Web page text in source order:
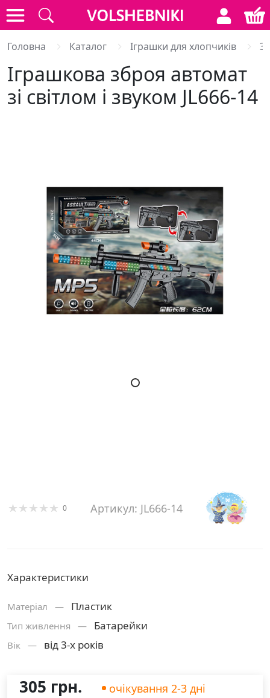
Головна Каталог Іграшки для хлопчиків
Іграшкова зброя автомат
зі світлом і звуком JL666-14
0 Артикул: JL666-14
Характеристики
Матерiал — Пластик
Тип живлення — Батарейки
Вік — від 3-х років
305 грн. очікування 2-3 дні